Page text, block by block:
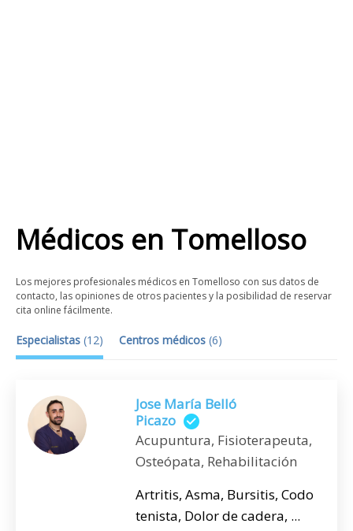
Médicos en Tomelloso
Los mejores profesionales médicos en Tomelloso con sus datos de
contacto, las opiniones de otros pacientes y la posibilidad de reservar
cita online fácilmente.
Especialistas (12) Centros médicos (6)
Jose María Belló
Picazo
Acupuntura, Fisioterapeuta,
Osteópata, Rehabilitación
Artritis, Asma, Bursitis, Codo
tenista, Dolor de cadera, ...